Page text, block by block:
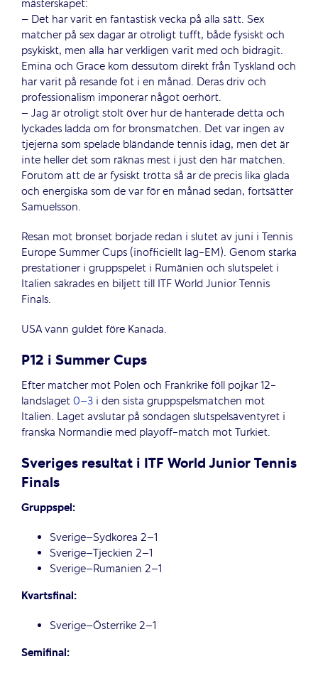
mästerskapet:
– Det har varit en fantastisk vecka på alla sätt. Sex
matcher på sex dagar är otroligt tufft, både fysiskt och
psykiskt, men alla har verkligen varit med och bidragit.
Emina och Grace kom dessutom direkt från Tyskland och
har varit på resande fot i en månad. Deras driv och
professionalism imponerar något oerhört.
– Jag är otroligt stolt över hur de hanterade detta och
lyckades ladda om för bronsmatchen. Det var ingen av
tjejerna som spelade bländande tennis idag, men det är
inte heller det som räknas mest i just den här matchen.
Förutom att de är fysiskt trötta så är de precis lika glada
och energiska som de var för en månad sedan, fortsätter
Samuelsson.
Resan mot bronset började redan i slutet av juni i Tennis
Europe Summer Cups (inofficiellt lag-EM). Genom starka
prestationer i gruppspelet i Rumänien och slutspelet i
Italien säkrades en biljett till ITF World Junior Tennis
Finals.
USA vann guldet före Kanada.
P12 i Summer Cups
Efter matcher mot Polen och Frankrike föll pojkar 12-
landslaget0–3i den sista gruppspelsmatchen mot
Italien. Laget avslutar på söndagen slutspelsäventyret i
franska Normandie med playoff-match mot Turkiet.
Sveriges resultat i ITF World Junior Tennis
Finals
Gruppspel:
Sverige–Sydkorea 2–1
Sverige–Tjeckien 2–1
Sverige–Rumänien 2–1
Kvartsfinal:
Sverige–Österrike 2–1
Semifinal: